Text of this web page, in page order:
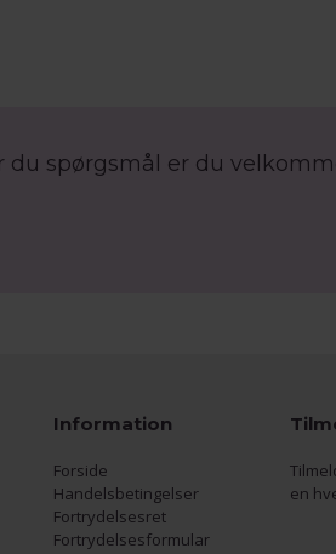
du spørgsmål er du
Information
Forside
Handelsbetingelser
Fortrydelsesret
Fortrydelsesformular
en